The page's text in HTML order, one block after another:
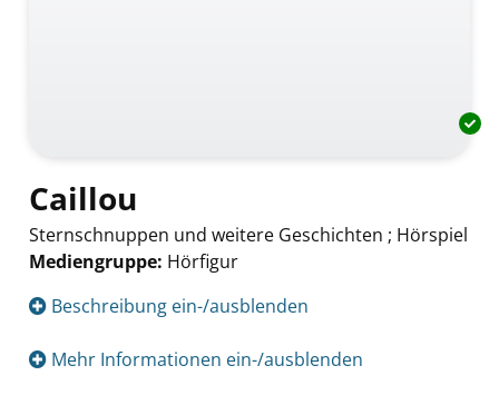
Caillou
Sternschnuppen und weitere Geschichten ; Hörspiel
Mediengruppe: Hörfigur
Beschreibung ein-/ausblenden
Mehr Informationen ein-/ausblenden